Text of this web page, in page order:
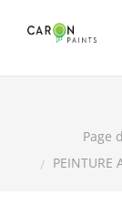
Page
PEINTURE